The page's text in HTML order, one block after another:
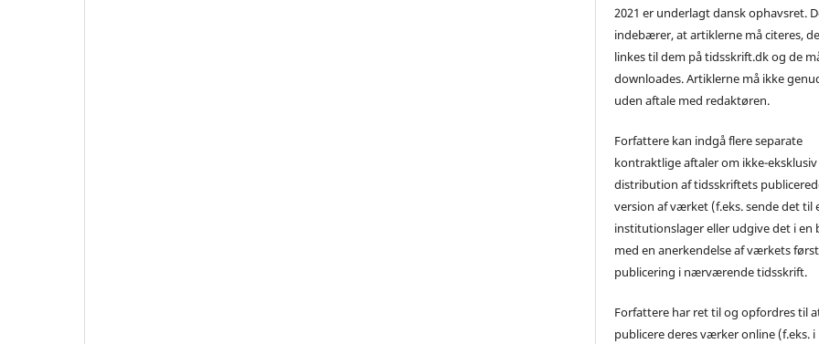
2021 er underlagt dansk ophavsret.
indebærer, at artiklerne må citeres,
linkes til dem på tidsskrift.dk og de
downloades. Artiklerne må ikke
uden aftale med redaktøren.
Forfattere kan indgå flere separate
kontraktlige aftaler om ikke-eksklusiv
distribution af tidsskriftets
version af værket (f.eks. sende det til
institutionslager eller udgive det i en
med en anerkendelse af værkets
publicering i nærværende tidsskrift.
Forfattere har ret til og opfordres til
publicere deres værker online (f.eks. i